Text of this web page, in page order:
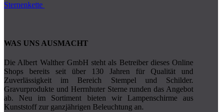
Sternenkette
WAS UNS AUSMACHT
Die Albert Walther GmbH steht als Betreiber dieses Online
Shops bereits seit über 130 Jahren für Qualität und
Zuverlässigkeit im Bereich Stempel und Schilder.
Gravurprodukte und Herrnhuter Sterne runden das Angebot
ab. Neu im Sortiment bieten wir Lampenschirme aus
Kunststoff zur ganzjährigen Beleuchtung an.